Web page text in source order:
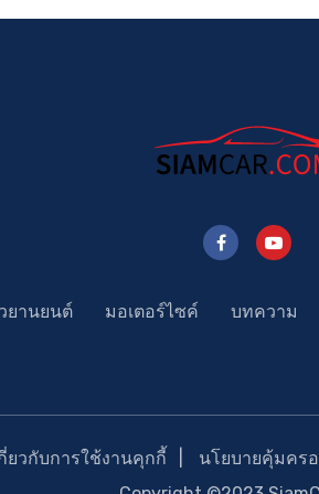
ยานยนต์ มอเตอร์ไซค์ บทความ
ยวกับการใช้งานคุกกี้ นโยบายคุ้มคร